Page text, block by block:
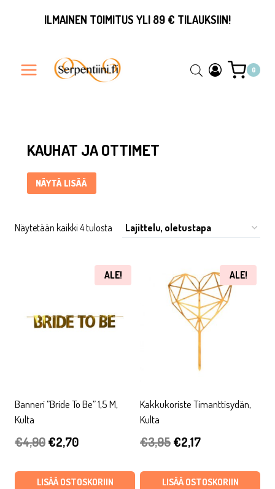
ILMAINEN TOIMITUS YLI 89 € TILAUKSIIN!
0
Kauhat ja ottimet ... Content continues. Activate the
KAUHAT JA OTTIMET
NÄYTÄ LISÄÄ
Näytetään kaikki 4 tulosta
ALE!
Banneri ”Bride To Be” 1,5 M,
Kulta
€4,90Alkuperäinen
oli:
€2,70Nykyinen
on:
LISÄÄ OSTOSKORIIN
ALE!
Kakkukoriste Timanttisydän,
Kulta
€3,95Alkuperäinen
oli:
€2,17Nykyinen
on:
LISÄÄ OSTOSKORIIN